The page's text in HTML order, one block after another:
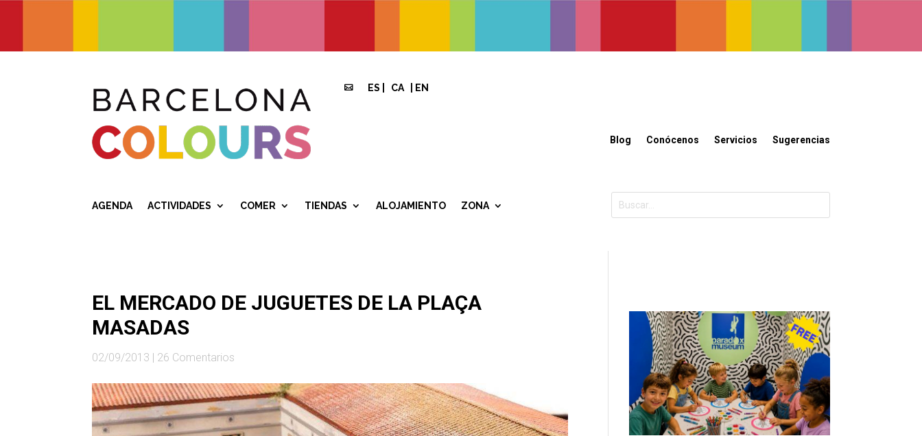
 ES CA EN
Blog Conócenos Servicios Sugerencias
AGENDA ACTIVIDADES COMER TIENDAS ALOJAMIENTO ZONA
EL MERCADO DE JUGUETES DE LA PLAÇA
MASADAS
02/09/2013 | 26 Comentarios